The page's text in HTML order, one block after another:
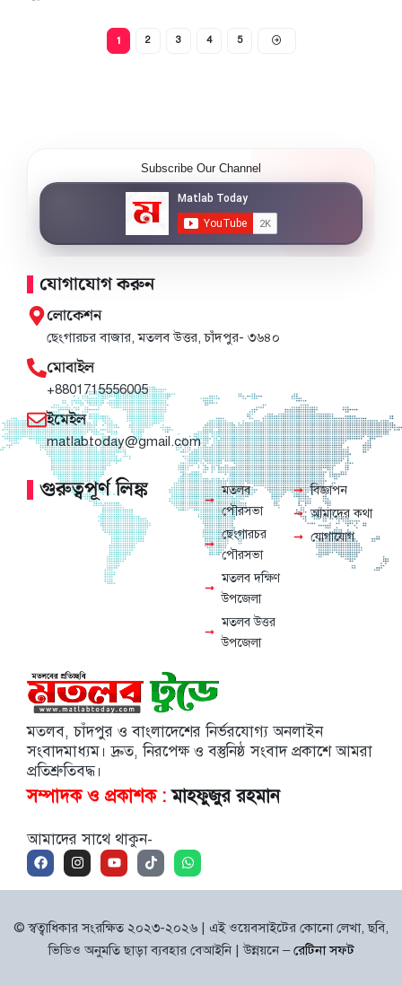
1 2 3 4 5
মতলব, চাঁদপুর ও বাংলাদেশের নির্ভরযোগ্য অনলাইন
সংবাদমাধ্যম। দ্রুত, নিরপেক্ষ ও বস্তুনিষ্ঠ সংবাদ প্রকাশে আমরা
প্রতিশ্রুতিবদ্ধ।
সম্পাদক ও প্রকাশক :মাহফুজুর রহমান
আমাদের সাথে থাকুন-
Subscribe Our Channel
গুরুত্বপূর্ণ লিঙ্ক
মতলব
পৌরসভা
ছেংগারচর
পৌরসভা
মতলব দক্ষিণ
উপজেলা
মতলব উত্তর
উপজেলা
বিজ্ঞাপন
আমাদের কথা
যোগাযোগ
যোগাযোগ করুন
লোকেশন
ছেংগারচর বাজার, মতলব উত্তর, চাঁদপুর- ৩৬৪০
মোবাইল
+8801715556005
ইমেইল
matlabtoday@gmail.com
© স্বত্বাধিকার সংরক্ষিত ২০২৩-২০২৬ | এই ওয়েবসাইটের কোনো লেখা, ছবি,
ভিডিও অনুমতি ছাড়া ব্যবহার বেআইনি | উন্নয়নে –রেটিনা সফট